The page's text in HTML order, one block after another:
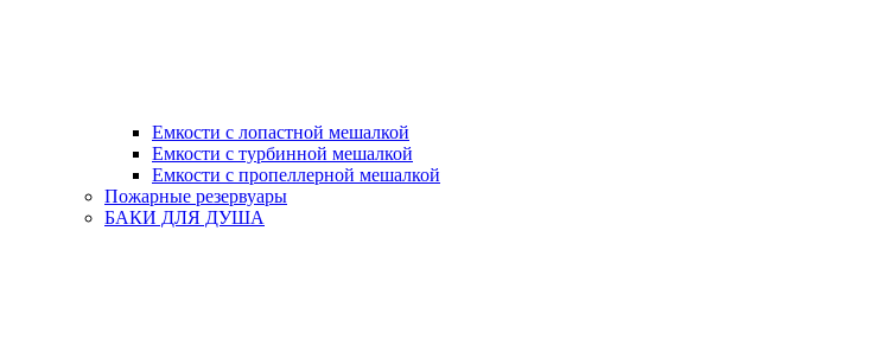
Емкости с лопастной мешалкой
Емкости с турбинной мешалкой
Емкости с пропеллерной мешалкой
Пожарные резервуары
БАКИ ДЛЯ ДУША